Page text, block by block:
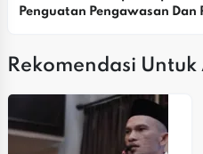
Penguatan Pengawasan Dan
Rekomendasi Untuk